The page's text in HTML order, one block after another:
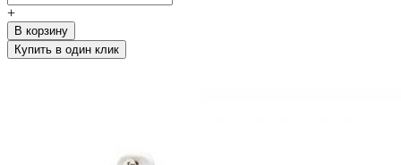
+
В корзину
Купить в один клик